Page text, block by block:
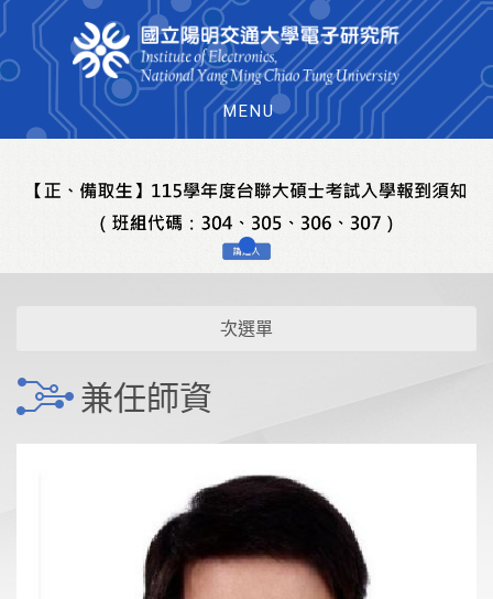
MENU
次選單
兼任師資